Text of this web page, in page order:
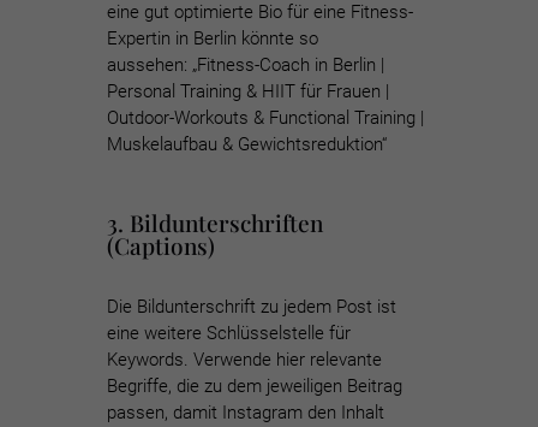
eine gut optimierte Bio für eine Fitness-
Expertin in Berlin könnte so
aussehen: „Fitness-Coach in Berlin |
Personal Training & HIIT für Frauen |
Outdoor-Workouts & Functional Training |
Muskelaufbau & Gewichtsreduktion“
3. Bildunterschriften
(Captions)
Die Bildunterschrift zu jedem Post ist
eine weitere Schlüsselstelle für
Keywords. Verwende hier relevante
Begriffe, die zu dem jeweiligen Beitrag
passen, damit Instagram den Inhalt